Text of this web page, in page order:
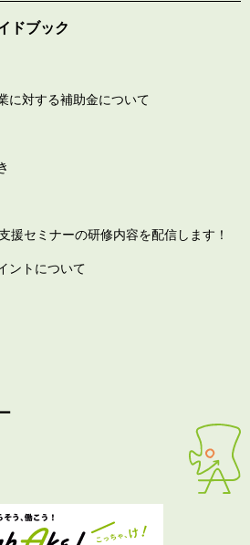
ドブック
に対する補助金について
援セミナーの研修内容を配信します！
ントについて